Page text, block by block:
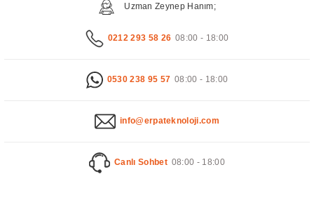
Uzman Zeynep Hanım;
0212 293 58 26 08:00 - 18:00
0530 238 95 57 08:00 - 18:00
info@erpateknoloji.com
Canlı Sohbet 08:00 - 18:00